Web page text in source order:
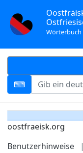
Wörterbuch
oostfraeisk.org
Benutzerhinweise
|